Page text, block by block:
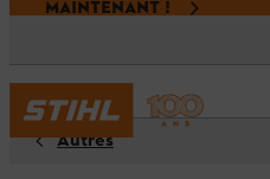
MAINTENANT !
Autres